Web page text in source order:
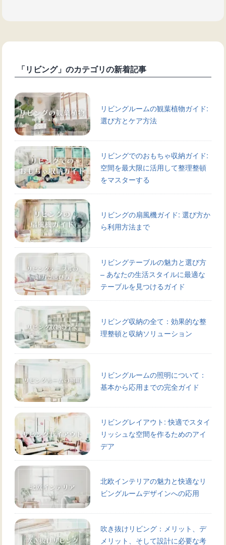
「リビング」のカテゴリの新着記事
リビングルームの観葉植物ガイド:
選び方とケア方法
リビングでのおもちゃ収納ガイド:
空間を最大限に活用して整理整頓
をマスターする
リビングの扇風機ガイド: 選び方か
ら利用方法まで
リビングテーブルの魅力と選び方
– あなたの生活スタイルに最適な
テーブルを見つけるガイド
リビング収納の全て：効果的な整
理整頓と収納ソリューション
リビングルームの照明について：
基本から応用までの完全ガイド
リビングレイアウト: 快適でスタイ
リッシュな空間を作るためのアイ
デア
北欧インテリアの魅力と快適なリ
ビングルームデザインへの応用
吹き抜けリビング：メリット、デ
メリット、そして設計に必要な考